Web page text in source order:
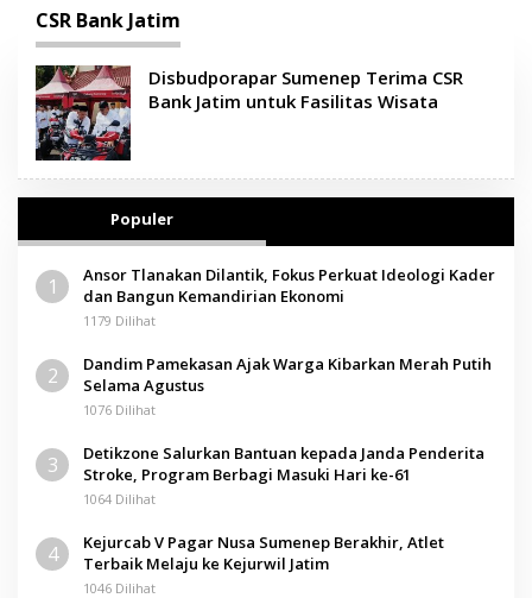
CSR Bank Jatim
Disbudporapar Sumenep Terima CSR
Bank Jatim untuk Fasilitas Wisata
Populer
1
Ansor Tlanakan Dilantik, Fokus Perkuat Ideologi Kader
dan Bangun Kemandirian Ekonomi
1179 Dilihat
2
Dandim Pamekasan Ajak Warga Kibarkan Merah Putih
Selama Agustus
1076 Dilihat
3
Detikzone Salurkan Bantuan kepada Janda Penderita
Stroke, Program Berbagi Masuki Hari ke-61
1064 Dilihat
4
Kejurcab V Pagar Nusa Sumenep Berakhir, Atlet
Terbaik Melaju ke Kejurwil Jatim
1046 Dilihat